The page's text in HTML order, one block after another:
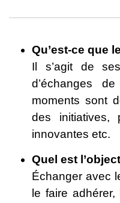
Qu’est-ce que
Il s’agit de
d’échanges
moments sont
des initiatives,
innovantes etc.
Quel est
Échanger avec
le faire